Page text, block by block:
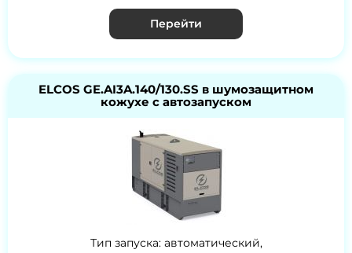
Перейти
ELCOS GE.AI3A.140/130.SS в шумозащитном
кожухе с автозапуском
Тип запуска: автоматический,